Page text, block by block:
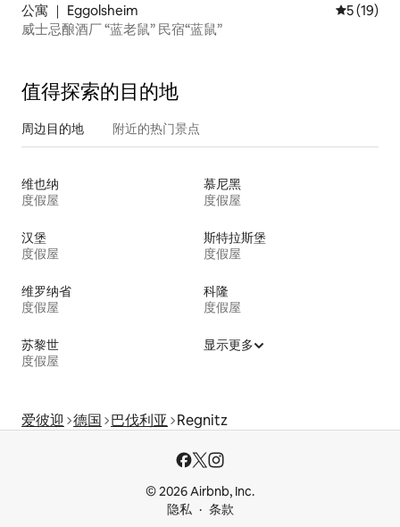
公寓 ｜ Eggolsheim 平均评分
5 (19)
威士忌酿酒厂 “蓝老鼠” 民宿“蓝鼠”
值得探索的目的地
周边目的地 附近的热门景点
维也纳
度假屋
慕尼黑
度假屋
汉堡
度假屋
斯特拉斯堡
度假屋
维罗纳省
度假屋
科隆
度假屋
苏黎世
度假屋
显示更多
爱彼迎 德国 巴伐利亚 Regnitz
© 2026 Airbnb, Inc.
隐私
条款